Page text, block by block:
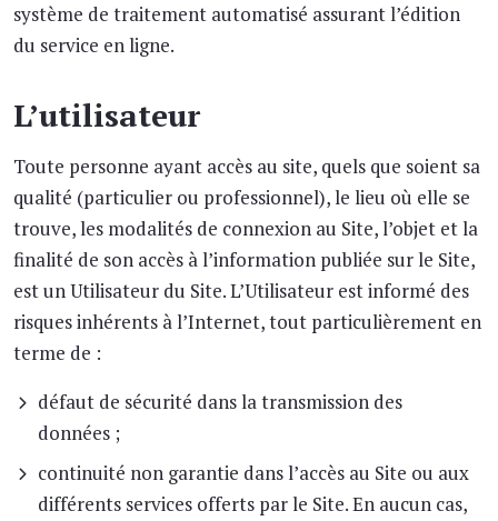
système de traitement automatisé assurant l’édition
du service en ligne.
L’utilisateur
Toute personne ayant accès au site, quels que soient sa
qualité (particulier ou professionnel), le lieu où elle se
trouve, les modalités de connexion au Site, l’objet et la
finalité de son accès à l’information publiée sur le Site,
est un Utilisateur du Site. L’Utilisateur est informé des
risques inhérents à l’Internet, tout particulièrement en
terme de :
défaut de sécurité dans la transmission des
données ;
continuité non garantie dans l’accès au Site ou aux
différents services offerts par le Site. En aucun cas,